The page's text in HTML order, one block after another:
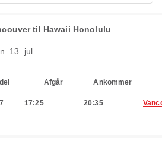
til Hawaii Honolulu
13. jul.
Afgår Ankommer
17:25 20:35